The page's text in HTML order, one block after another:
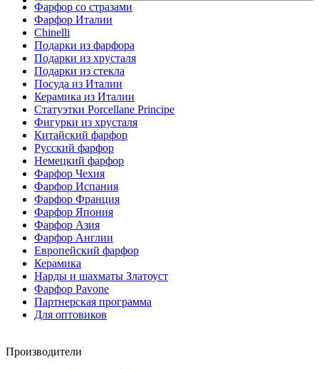
Фарфор со стразами
Фарфор Италии
Chinelli
Подарки из фарфора
Подарки из хрусталя
Подарки из стекла
Посуда из Италии
Керамика из Италии
Статуэтки Porcellane Principe
Фигурки из хрусталя
Китайский фарфор
Русский фарфор
Немецкий фарфор
Фарфор Чехия
Фарфор Испания
Фарфор Франция
Фарфор Япония
Фарфор Азия
Фарфор Англии
Европейский фарфор
Керамика
Нарды и шахматы Златоуст
Фарфор Pavone
Партнерская программа
Для оптовиков
Производители